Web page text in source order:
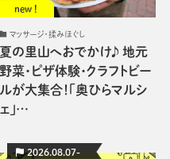
new !
夏の里山へおでかけ♪ 地元
野菜・ピザ体験・クラフトビー
ルが大集合！「奥ひらマルシ
ェ」…
マッサージ・揉みほぐし
2026.08.07-